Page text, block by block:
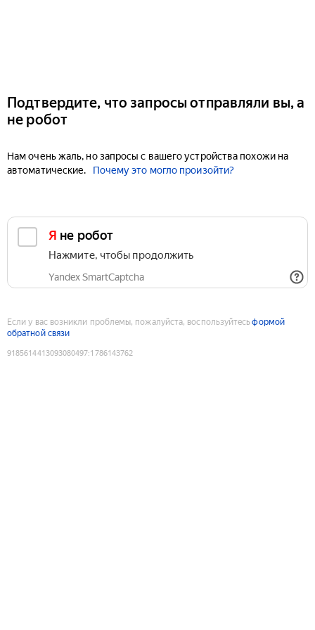
Подтвердите, что запросы отправляли вы, а
не робот
Нам очень жаль, но запросы с вашего устройства похожи на
автоматические.
Почему это могло произойти?
Я не робот
Нажмите, чтобы продолжить
Yandex SmartCaptcha
Если у вас возникли проблемы, пожалуйста, воспользуйтесьформой
обратной связи
9185614413093080497:1786143762